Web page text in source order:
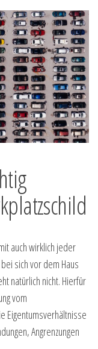
auch wirklich jeder
sich vor dem Haus
natürlich nicht. Hierfür
vom
Eigentumsverhältnisse
Angrenzungen